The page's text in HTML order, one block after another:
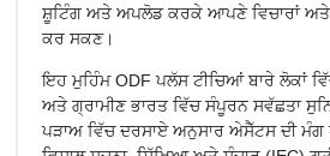
ਸ਼ੂਟਿੰਗ ਅਤੇ ਅਪਲੋਡ ਕਰਕੇ ਆਪਣੇ ਵਿਚਾਰਾਂ ਅਤੇ
ਕਰ ਸਕਣ।
ਇਹ ਮੁਹਿੰਮ ODF ਪਲੱਸ ਟੀਚਿਆਂ ਬਾਰੇ ਲੋਕਾਂ
ਅਤੇ ਗ੍ਰਾਮੀਣ ਭਾਰਤ ਵਿੱਚ ਸੰਪੂਰਨ ਸਵੱਛਤਾ
ਪੜਾਅ ਵਿੱਚ ਦਰਸਾਏ ਅਨੁਸਾਰ ਅੇਸੈੱਟਸ ਦੀ